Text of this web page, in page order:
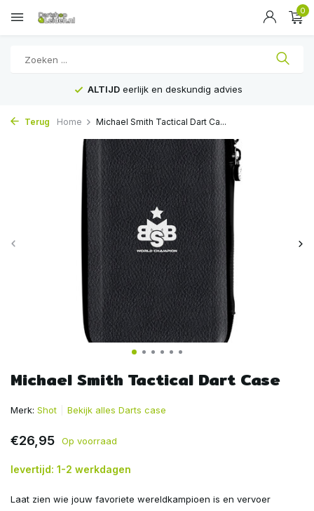
0
ALTIJD eerlijk en deskundig advies
Terug Home Michael Smith Tactical Dart Ca...
Michael Smith Tactical Dart Case
Merk: Shot Bekijk alles Darts case
€26,95 Op voorraad
levertijd: 1-2 werkdagen
Laat zien wie jouw favoriete wereldkampioen is en vervoer